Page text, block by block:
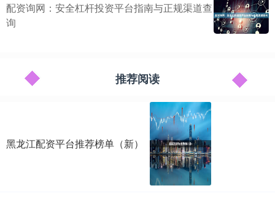
配资询网：安全杠杆投资平台指南与正规渠道查
询
推荐阅读
黑龙江配资平台推荐榜单（新）